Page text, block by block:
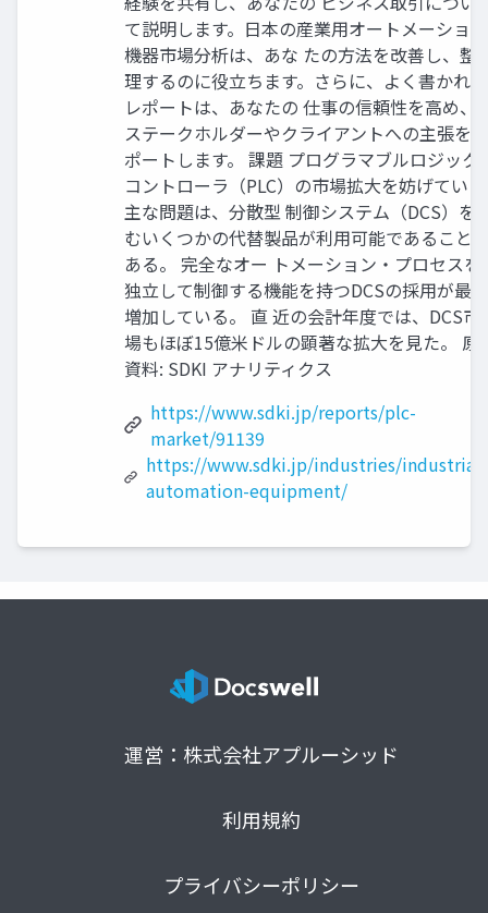
て説明します。日本の産業用オートメーション
機器市場分析は、あな たの方法を改善し、整
理するのに役立ちます。さらに、よく書かれた
レポートは、あなたの 仕事の信頼性を高め、
ステークホルダーやクライアントへの主張をサ
ポートします。 課題 プログラマブルロジック
コントローラ（PLC）の市場拡大を妨げている
主な問題は、分散型 制御システム（DCS）を
むいくつかの代替製品が利用可能であること
ある。 完全なオー トメーション・プロセスを
独立して制御する機能を持つDCSの採用が最近
増加している。 直 近の会計年度では、DCS市
場もほぼ15億米ドルの顕著な拡大を見た。 原
資料: SDKI アナリティクス
https://www.sdki.jp/reports/plc-
market/91139
https://www.sdki.jp/industries/industrial-
automation-equipment/
運営：株式会社アプルーシッド
利用規約
プライバシーポリシー